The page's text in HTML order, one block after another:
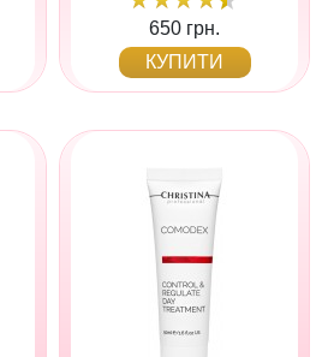
650 грн.
КУПИТИ